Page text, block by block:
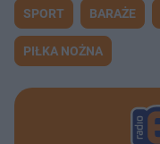
SPORT BARAŻE
PIŁKA NOŻNA